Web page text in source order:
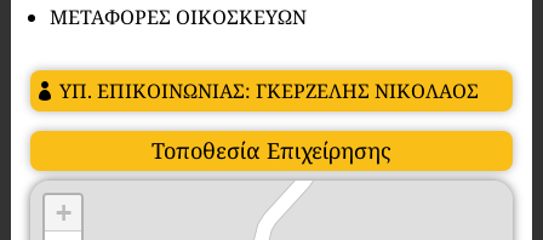
ΜΕΤΑΦΟΡΕΣ ΟΙΚΟΣΚΕΥΩΝ
ΥΠ. ΕΠΙΚΟΙΝΩΝΙΑΣ: ΓΚΕΡΖΕΛΗΣ ΝΙΚΟΛΑΟΣ
Τοποθεσία Επιχείρησης
+